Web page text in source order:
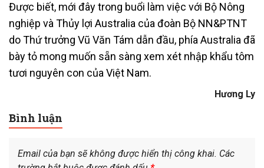
Được biết, mới đây trong buổi làm việc với Bộ Nông
nghiệp và Thủy lợi Australia của đoàn Bộ NN&PTNT
do Thứ trưởng Vũ Văn Tám dẫn đầu, phía Australia đã
bày tỏ mong muốn sẵn sàng xem xét nhập khẩu tôm
tươi nguyên con của Việt Nam.
Hương Ly
Bình luận
Email của bạn sẽ không được hiển thị công khai. Các